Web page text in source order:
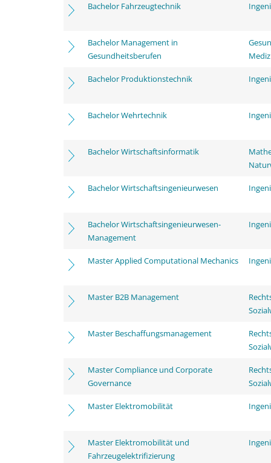
Bachelor Fahrzeugtechnik
Bachelor Management in
Gesundheitsberufen
Bachelor Produktionstechnik
Bachelor Wehrtechnik
Bachelor Wirtschaftsinformatik
Bachelor Wirtschaftsingenieurwesen
Bachelor Wirtschaftsingenieurwesen-
Management
Master Applied Computational Mechanics
Master B2B Management
Master Beschaffungsmanagement
Master Compliance und Corporate
Governance
Master Elektromobilität
Master Elektromobilität und
Fahrzeugelektrifizierung